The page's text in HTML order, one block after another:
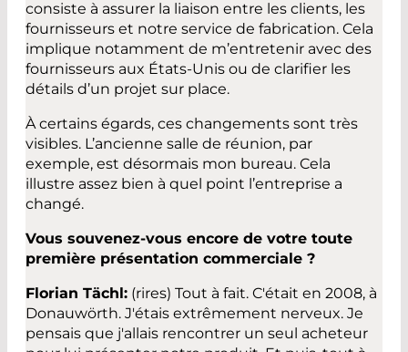
consiste à assurer la liaison entre les clients, les
fournisseurs et notre service de fabrication. Cela
implique notamment de m’entretenir avec des
fournisseurs aux États-Unis ou de clarifier les
détails d’un projet sur place.
À certains égards, ces changements sont très
visibles. L’ancienne salle de réunion, par
exemple, est désormais mon bureau. Cela
illustre assez bien à quel point l’entreprise a
changé.
Vous souvenez-vous encore de votre toute
première présentation commerciale ?
Florian Tächl: (rires) Tout à fait. C'était en 2008, à
Donauwörth. J'étais extrêmement nerveux. Je
pensais que j'allais rencontrer un seul acheteur